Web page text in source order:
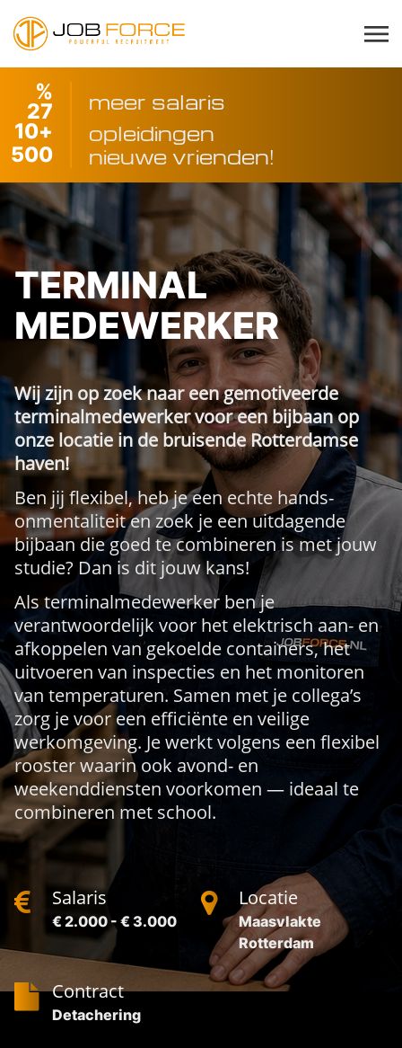
%
27
meer salaris
+
10
opleidingen
500
nieuwe vrienden!
TERMINAL
MEDEWERKER
Wij zijn op zoek naar een gemotiveerde
terminalmedewerker voor een bijbaan op
onze locatie in de bruisende Rotterdamse
haven!
Ben jij flexibel, heb je een echte hands-
onmentaliteit en zoek je een uitdagende
bijbaan die goed te combineren is met jouw
studie? Dan is dit jouw kans!
Als terminalmedewerker ben je
verantwoordelijk voor het elektrisch aan- en
afkoppelen van gekoelde containers, het
uitvoeren van inspecties en het monitoren
van temperaturen. Samen met je collega’s
zorg je voor een efficiënte en veilige
werkomgeving. Je werkt volgens een flexibel
rooster waarin ook avond- en
weekenddiensten voorkomen — ideaal te
combineren met school.
Salaris
€ 2.000 - € 3.000
Locatie
Maasvlakte
Rotterdam
Contract
Detachering